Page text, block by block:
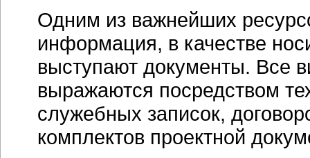
Одним из важнейших
информация, в качестве
выступают документы. Все
выражаются посредством
служебных записок,
комплектов проектной